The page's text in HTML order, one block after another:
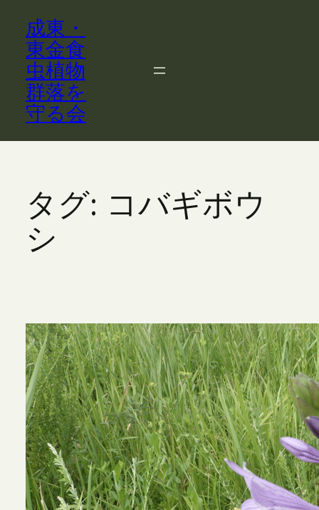
成東・
東金食
虫植物
群落を
守る会
タグ: コバギボウ
シ